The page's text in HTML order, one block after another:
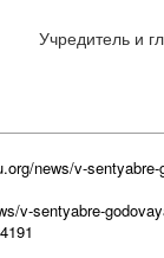
Учредитель и
news/v-
v-sentyabre-